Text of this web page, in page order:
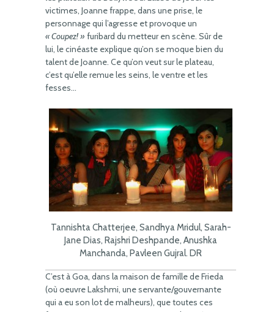
victimes, Joanne frappe, dans une prise, le
personnage qui l’agresse et provoque un
« Coupez! » furibard du metteur en scène. Sûr de
lui, le cinéaste explique qu’on se moque bien du
talent de Joanne. Ce qu’on veut sur le plateau,
c’est qu’elle remue les seins, le ventre et les
fesses…
Tannishta Chatterjee, Sandhya Mridul, Sarah-
Jane Dias, Rajshri Deshpande, Anushka
Manchanda, Pavleen Gujral. DR
C’est à Goa, dans la maison de famille de Frieda
(où oeuvre Lakshmi, une servante/gouvernante
qui a eu son lot de malheurs), que toutes ces